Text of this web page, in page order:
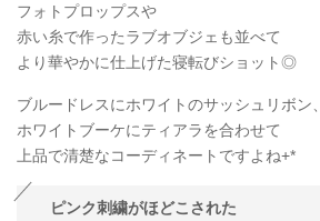
フォトプロップスや
赤い糸で作ったラブオブジェも並べて
より華やかに仕上げた寝転びショット◎
ブルードレスにホワイトのサッシュリボン、
ホワイトブーケにティアラを合わせて
上品で清楚なコーディネートですよね+*
ピンク刺繍がほどこされた